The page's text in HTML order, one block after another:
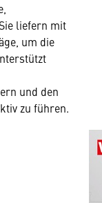
liefern mit
um die
und den
zu führen.